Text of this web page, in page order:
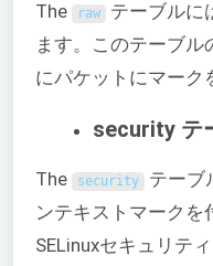
The raw テーブルに
ます。このテーブ
にパケットにマーク
security テ
The security テーブ
ンテキストマークを
SELinuxセキュリテ